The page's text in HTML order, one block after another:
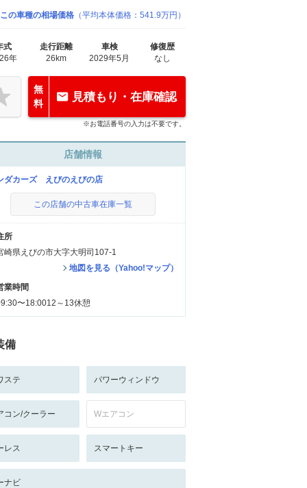
この車種の相場価格 （平均本体価格：541.9万円）
式
年
走行距離
26km
車検
2029年5月
修復歴
なし
無
料
見積もり・在庫確認
※お電話番号の入力は不要です。
店舗情報
ダカーズ えびのえびの店
この店舗の中古車在庫一覧
所
崎県えびの市大字大明司107-1
地図を見る（Yahoo!マップ）
業時間
〜18:0012～13休憩
備
ステ パワーウィンドウ
コン/クーラー Wエアコン
レス スマートキー
ナビ